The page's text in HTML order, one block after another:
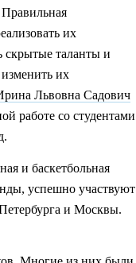
Правильная
их
скрытые таланты и
их
Львовна Садович
работе со студентами
и баскетбольная
успешно участвуют
и Москвы.